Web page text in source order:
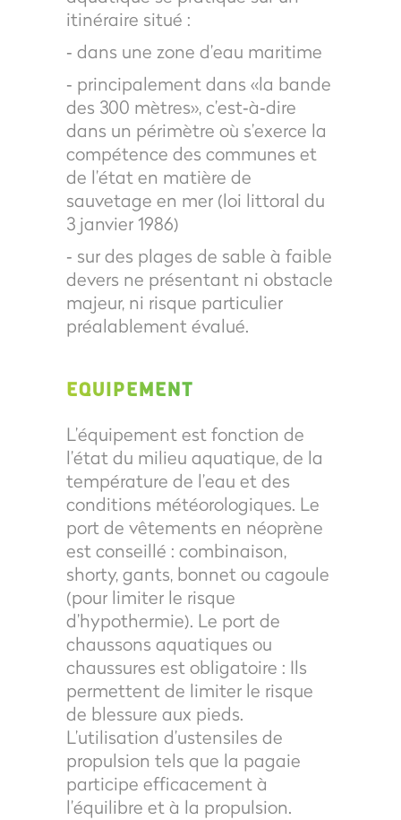
itinéraire situé :
‐ dans une zone d’eau maritime
‐ principalement dans «la bande
des 300 mètres», c’est‐à‐dire
dans un périmètre où s’exerce la
compétence des communes et
de l’état en matière de
sauvetage en mer (loi littoral du
3 janvier 1986)
‐ sur des plages de sable à faible
devers ne présentant ni obstacle
majeur, ni risque particulier
préalablement évalué.
EQUIPEMENT
L’équipement est fonction de
l’état du milieu aquatique, de la
température de l’eau et des
conditions météorologiques. Le
port de vêtements en néoprène
est conseillé : combinaison,
shorty, gants, bonnet ou cagoule
(pour limiter le risque
d’hypothermie). Le port de
chaussons aquatiques ou
chaussures est obligatoire : Ils
permettent de limiter le risque
de blessure aux pieds.
L’utilisation d’ustensiles de
propulsion tels que la pagaie
participe efficacement à
l’équilibre et à la propulsion.